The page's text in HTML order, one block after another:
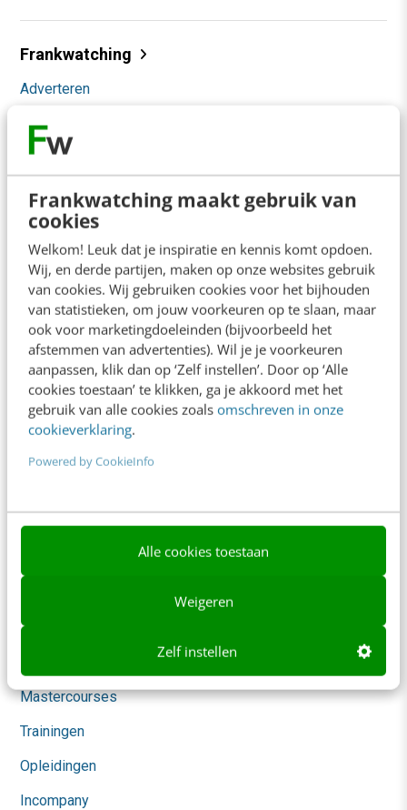
Frankwatching maakt gebruik van
cookies
Welkom! Leuk dat je inspiratie en kennis komt opdoen.
Wij, en derde partijen, maken op onze websites gebruik
van cookies. Wij gebruiken cookies voor het bijhouden
van statistieken, om jouw voorkeuren op te slaan, maar
ook voor marketingdoeleinden (bijvoorbeeld het
afstemmen van advertenties). Wil je je voorkeuren
aanpassen, klik dan op ‘Zelf instellen’. Door op ‘Alle
cookies toestaan’ te klikken, ga je akkoord met het
gebruik van alle cookies zoals omschreven in onze
cookieverklaring.
Powered by CookieInfo
Alle cookies toestaan
Weigeren
Zelf instellen
Frankwatching
Adverteren
Contact
Nieuwsbrieven
Over ons
Ons team
Werken bij
Whitepapers
Blog
AI & Tech
Content & Communicatie
Klantcontact & CX
Social
Themanieuwsbrieven
Community
Academy
Mastercourses
Trainingen
Opleidingen
Incompany